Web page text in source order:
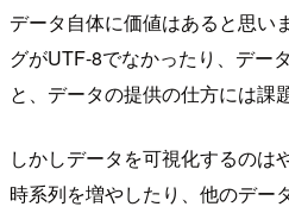
データ自体に価値はあると思い
グがUTF-8でなかったり、デー
と、データの提供の仕方には課
しかしデータを可視化するのは
時系列を増やしたり、他のデー